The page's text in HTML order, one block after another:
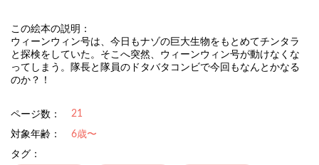
この絵本の説明：
ウィーンウィン号は、今日もナゾの巨大生物をもとめてチンタラ
と探検をしていた。そこへ突然、ウィーンウィン号が動けなくな
ってしまう。隊長と隊員のドタバタコンビで今回もなんとかなる
のか？！
ページ数： 21
対象年齢：
6歳〜
タグ：